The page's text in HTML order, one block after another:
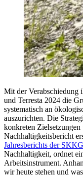
Mit der Verabschiedung
und Terresta 2024 die
systematisch an
auszurichten. Die
konkreten
Nachhaltigkeitsbericht
Jahresberichts der SKKG
Nachhaltigkeit, ordnet
Arbeitsinstrument.
wir heute stehen und